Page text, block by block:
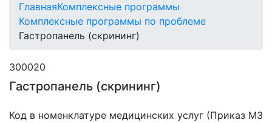
ГлавнаяКомплексные программы
Комплексные программы по проблеме
Гастропанель (скрининг)
300020
Гастропанель (скрининг)
Код в номенклатуре медицинских услуг (Приказ МЗ